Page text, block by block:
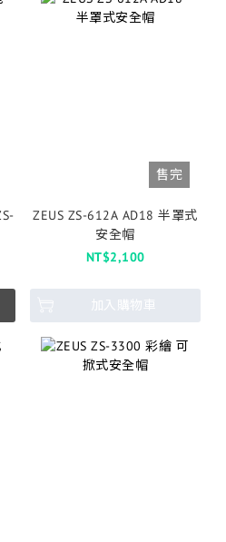
售完
ZEUS ZS-612A AD18 半罩式
安全帽
NT$2,100
加入購物車